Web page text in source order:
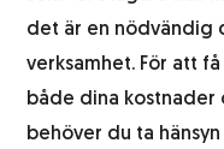
det är en nödvändig
verksamhet. För att
både dina
behöver du ta
Integrationssystem
Lagerhotell